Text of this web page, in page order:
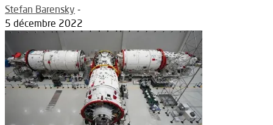
Stefan Barensky -
5 décembre 2022